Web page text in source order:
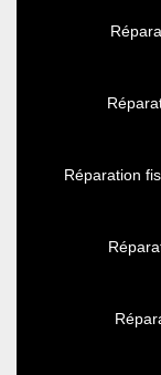
Réparation